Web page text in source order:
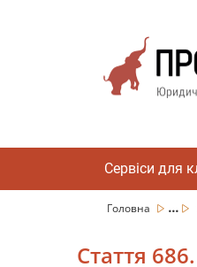
Сервіси для
Головна ...
Стаття